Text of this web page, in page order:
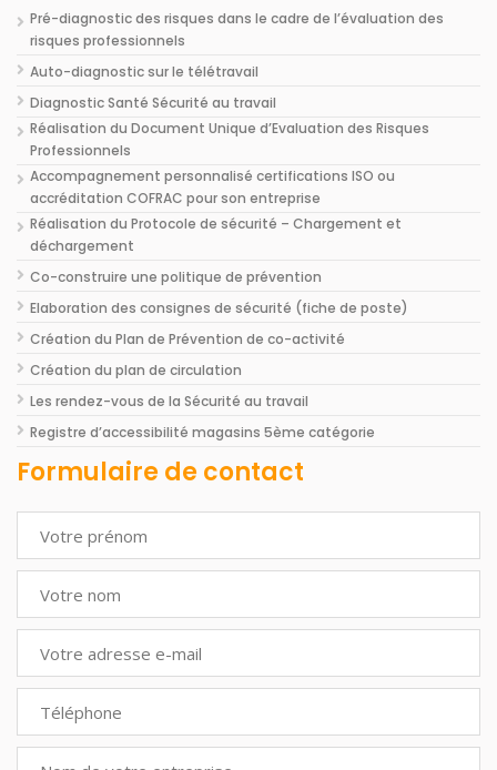
Pré-diagnostic des risques dans le cadre de l’évaluation des
risques professionnels
Auto-diagnostic sur le télétravail
Diagnostic Santé Sécurité au travail
Réalisation du Document Unique d’Evaluation des Risques
Professionnels
Accompagnement personnalisé certifications ISO ou
accréditation COFRAC pour son entreprise
Réalisation du Protocole de sécurité – Chargement et
déchargement
Co-construire une politique de prévention
Elaboration des consignes de sécurité (fiche de poste)
Création du Plan de Prévention de co-activité
Création du plan de circulation
Les rendez-vous de la Sécurité au travail
Registre d’accessibilité magasins 5ème catégorie
Formulaire de contact